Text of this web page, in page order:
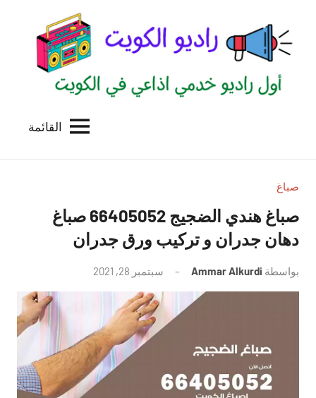
المحتوى
الكويت
للاعلانات
بالكويت
القائمة
صباغ
صباغ هندي الضجيج 66405052 صباغ
دهان جدران و تركيب ورق جدران
بواسطة Ammar Alkurdi سبتمبر 28, 2021
تعليقات